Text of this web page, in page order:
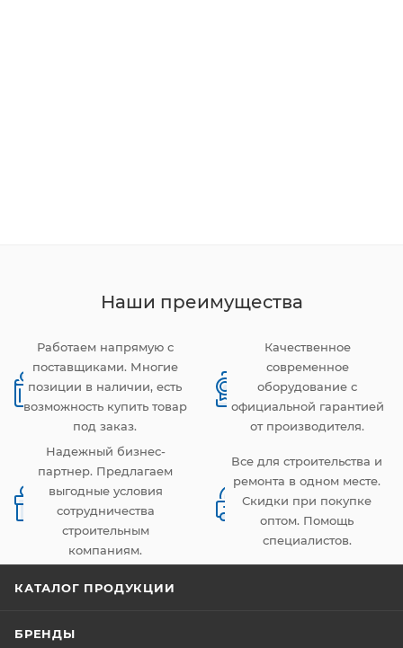
Наши преимущества
Работаем напрямую с
поставщиками. Многие
позиции в наличии, есть
возможность купить товар
под заказ.
Качественное
современное
оборудование с
официальной гарантией
от производителя.
Надежный бизнес-
партнер. Предлагаем
выгодные условия
сотрудничества
строительным
компаниям.
Все для строительства и
ремонта в одном месте.
Скидки при покупке
оптом. Помощь
специалистов.
КАТАЛОГ ПРОДУКЦИИ
БРЕНДЫ